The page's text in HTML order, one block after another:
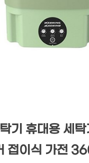
기 휴대용 세
접이식 가전